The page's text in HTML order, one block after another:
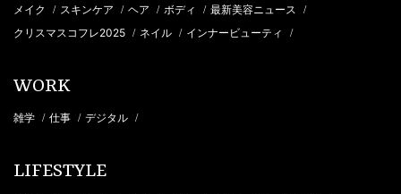
メイク / スキンケア / ヘア / ボディ / 最新美容ニュース /
クリスマスコフレ2025 / ネイル / インナービューティ /
WORK
雑学 / 仕事 / デジタル /
LIFESTYLE